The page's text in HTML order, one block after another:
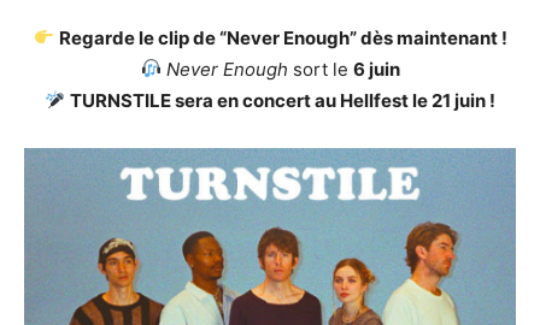
Regarde le clip de “Never Enough” dès maintenant !
Never Enough sort le 6 juin
TURNSTILE sera en concert au Hellfest le 21 juin !